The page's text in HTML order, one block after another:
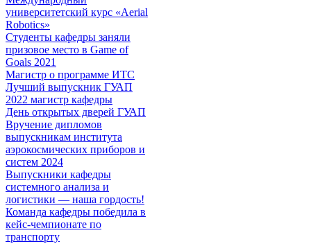
университетский курс «Aerial
Robotics»
Студенты кафедры заняли
призовое место в Game of
Goals 2021
Магистр о программе ИТС
Лучший выпускник ГУАП
2022 магистр кафедры
День открытых дверей ГУАП
Вручение дипломов
выпускникам института
аэрокосмических приборов и
систем 2024
Выпускники кафедры
системного анализа и
логистики — наша гордость!
Команда кафедры победила в
кейс-чемпионате по
транспорту